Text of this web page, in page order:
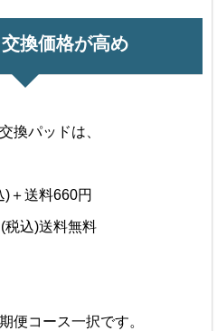
換価格が高め
換パッドは、
＋送料660円
込)送料無料
便コース一択です。